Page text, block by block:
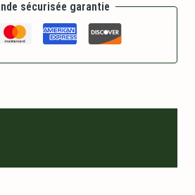
sécurisée garantie